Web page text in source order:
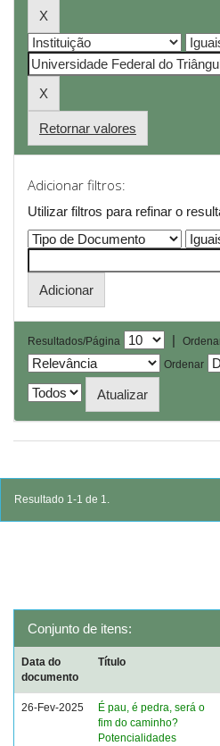
Retornar valores
Adicionar filtros:
Utilizar filtros para refinar o
Resultados/Página |
Ordenar
Resultado 1-1 de 1.
Conjunto de itens:
Data do
documento
Título
26-Fev-2025
É pau, é pedra, será o
fim do caminho?
Potencialidades